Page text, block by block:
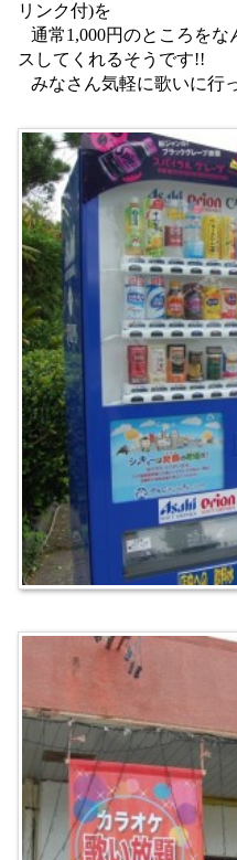
リンク付)を
通常1,000円のところをな
スしてくれるそうです!!
みなさん気軽に歌いに行